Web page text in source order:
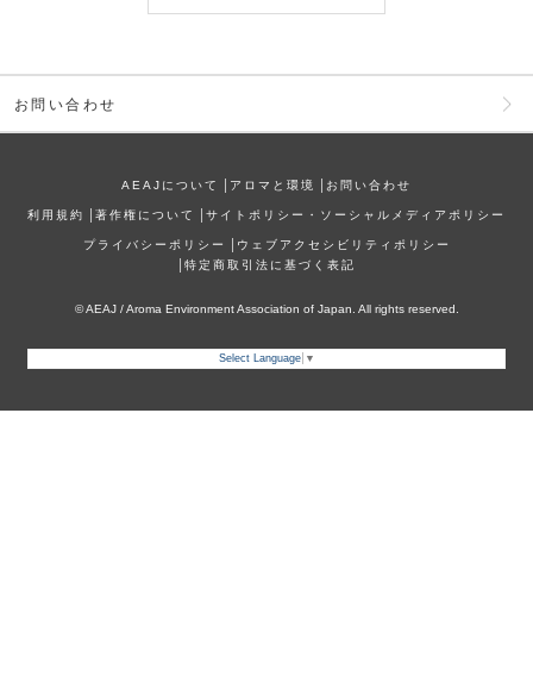
お問い合わせ
AEAJについて アロマと環境 お問い合わせ
利⽤規約 著作権について サイトポリシー・ソーシャルメディアポリシー
プライバシーポリシー
ウェブアクセシビリティポリシー
特定商取引法に基づく表記
© AEAJ / Aroma Environment Association of Japan. All rights reserved.
Select Language ▼